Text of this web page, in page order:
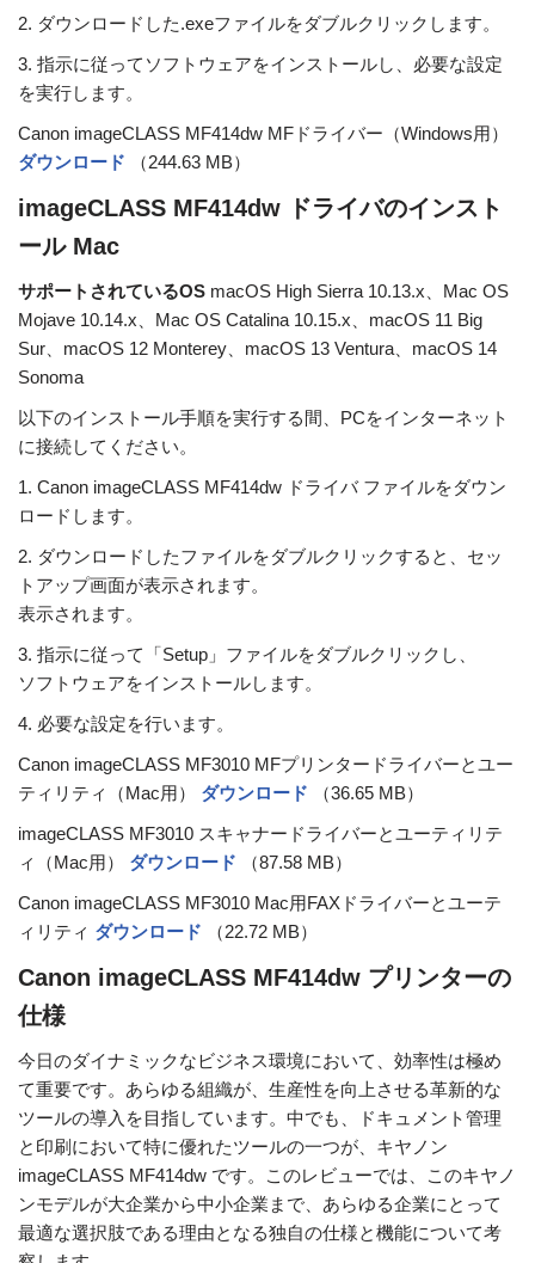
2. ダウンロードした.exeファイルをダブルクリックします。
3. 指示に従ってソフトウェアをインストールし、必要な設定
を実行します。
Canon imageCLASS MF414dw MFドライバー（Windows用）
ダウンロード
（244.63 MB）
imageCLASS MF414dw ドライバのインスト
ール Mac
サポートされているOS macOS High Sierra 10.13.x、Mac OS
Mojave 10.14.x、Mac OS Catalina 10.15.x、macOS 11 Big
Sur、macOS 12 Monterey、macOS 13 Ventura、macOS 14
Sonoma
以下のインストール手順を実行する間、PCをインターネット
に接続してください。
1. Canon imageCLASS MF414dw ドライバ ファイルをダウン
ロードします。
2. ダウンロードしたファイルをダブルクリックすると、セッ
トアップ画面が表示されます。
表示されます。
3. 指示に従って「Setup」ファイルをダブルクリックし、
ソフトウェアをインストールします。
4. 必要な設定を行います。
Canon imageCLASS MF3010 MFプリンタードライバーとユー
ティリティ（Mac用） ダウンロード
（36.65 MB）
imageCLASS MF3010 スキャナードライバーとユーティリテ
ィ（Mac用） ダウンロード
（87.58 MB）
Canon imageCLASS MF3010 Mac用FAXドライバーとユーテ
ィリティ ダウンロード （22.72 MB）
Canon imageCLASS MF414dw プリンターの
仕様
今日のダイナミックなビジネス環境において、効率性は極め
て重要です。あらゆる組織が、生産性を向上させる革新的な
ツールの導入を目指しています。中でも、ドキュメント管理
と印刷において特に優れたツールの一つが、キヤノン
imageCLASS MF414dw です。このレビューでは、このキヤノ
ンモデルが大企業から中小企業まで、あらゆる企業にとって
最適な選択肢である理由となる独自の仕様と機能について考